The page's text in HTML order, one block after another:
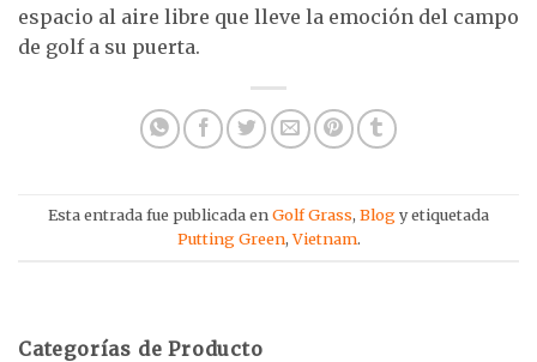
espacio al aire libre que lleve la emoción del campo
de golf a su puerta.
Esta entrada fue publicada enGolf Grass, Blogy etiquetada
Putting Green,Vietnam.
Categorías de Producto